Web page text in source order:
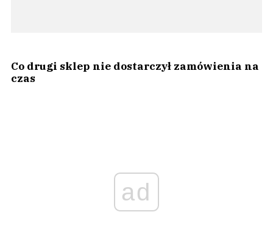
Co drugi sklep nie dostarczył zamówienia na
czas
ad